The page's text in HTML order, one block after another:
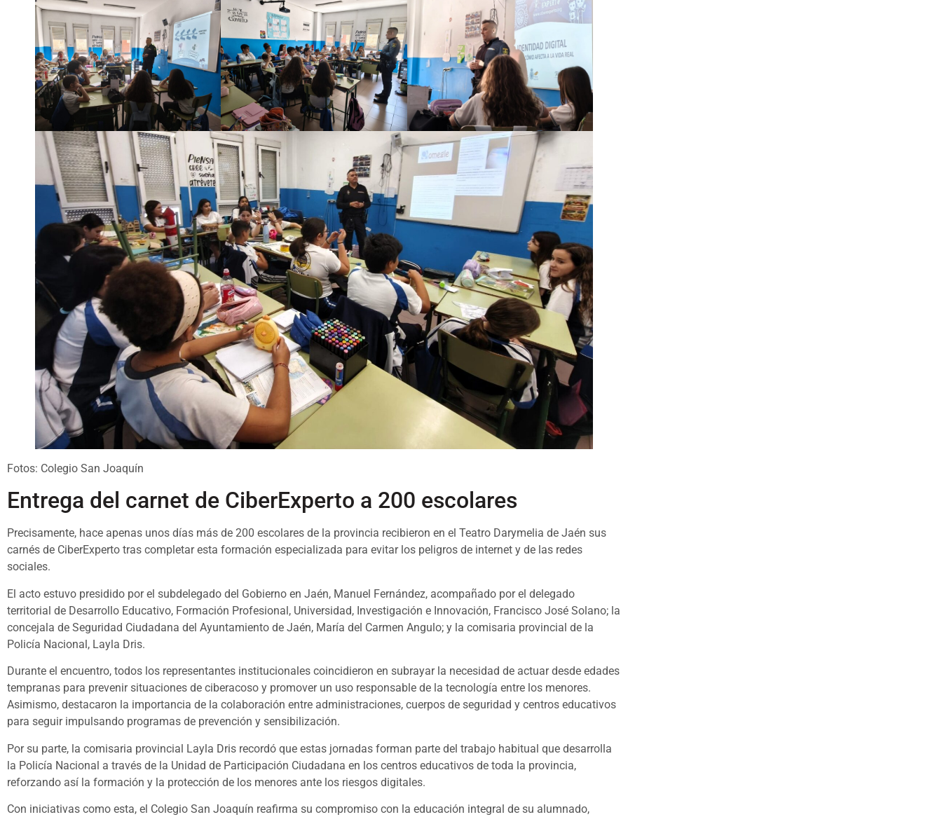
Fotos: Colegio San Joaquín
Entrega del carnet de CiberExperto a 200 escolares
Precisamente, hace apenas unos días más de 200 escolares de la provincia recibieron en el Teatro Darymelia de Jaén sus
carnés de CiberExperto tras completar esta formación especializada para evitar los peligros de internet y de las redes
sociales.
El acto estuvo presidido por el subdelegado del Gobierno en Jaén, Manuel Fernández, acompañado por el delegado
territorial de Desarrollo Educativo, Formación Profesional, Universidad, Investigación e Innovación, Francisco José Solano; la
concejala de Seguridad Ciudadana del Ayuntamiento de Jaén, María del Carmen Angulo; y la comisaria provincial de la
Policía Nacional, Layla Dris.
Durante el encuentro, todos los representantes institucionales coincidieron en subrayar la necesidad de actuar desde edades
tempranas para prevenir situaciones de ciberacoso y promover un uso responsable de la tecnología entre los menores.
Asimismo, destacaron la importancia de la colaboración entre administraciones, cuerpos de seguridad y centros educativos
para seguir impulsando programas de prevención y sensibilización.
Por su parte, la comisaria provincial Layla Dris recordó que estas jornadas forman parte del trabajo habitual que desarrolla
la Policía Nacional a través de la Unidad de Participación Ciudadana en los centros educativos de toda la provincia,
reforzando así la formación y la protección de los menores ante los riesgos digitales.
Con iniciativas como esta, el Colegio San Joaquín reafirma su compromiso con la educación integral de su alumnado,